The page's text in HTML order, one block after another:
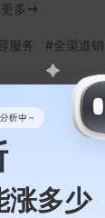
涨多少
多
服务 #全渠道
布 2026.07.19
商品发布体
套餐商品信息
家发布效率。